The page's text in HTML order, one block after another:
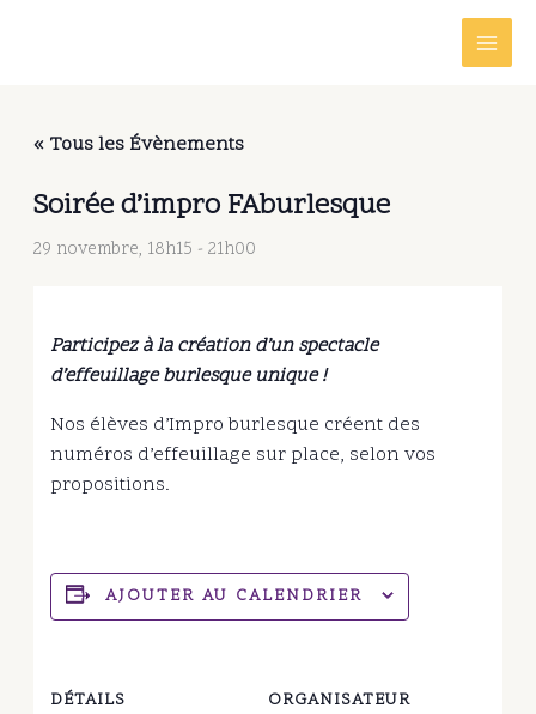
« Tous les Évènements
Soirée d’impro FAburlesque
29 novembre, 18h15 - 21h00
Participez à la création d’un spectacle
d’effeuillage burlesque unique !
Nos élèves d’Impro burlesque créent des
numéros d’effeuillage sur place, selon vos
propositions.
AJOUTER AU CALENDRIER
DÉTAILS
ORGANISATEUR